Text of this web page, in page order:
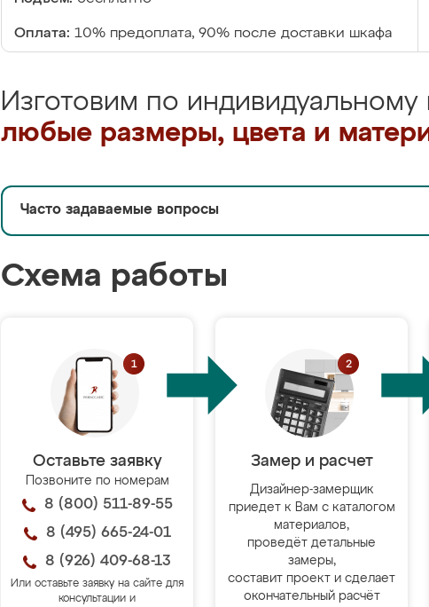
Оплата: 10% предоплата, 90% после доставки шкафа
Изготовим по индивидуальному
любые размеры, цвета и
Часто задаваемые вопросы
Схема работы
Оставьте заявку
Позвоните по номерам
8 (800) 511-89-55
8 (495) 665-24-01
8 (926) 409-68-13
Или оставьте заявку на сайте для
консультации и
Замер и расчет
Дизайнер-замерщик
приедет к Вам с каталогом
материалов,
проведёт детальные
замеры,
составит проект и сделает
окончательный расчёт